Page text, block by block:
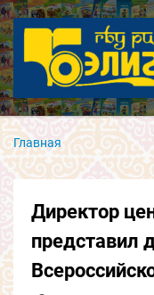
Главная
Директор
представил